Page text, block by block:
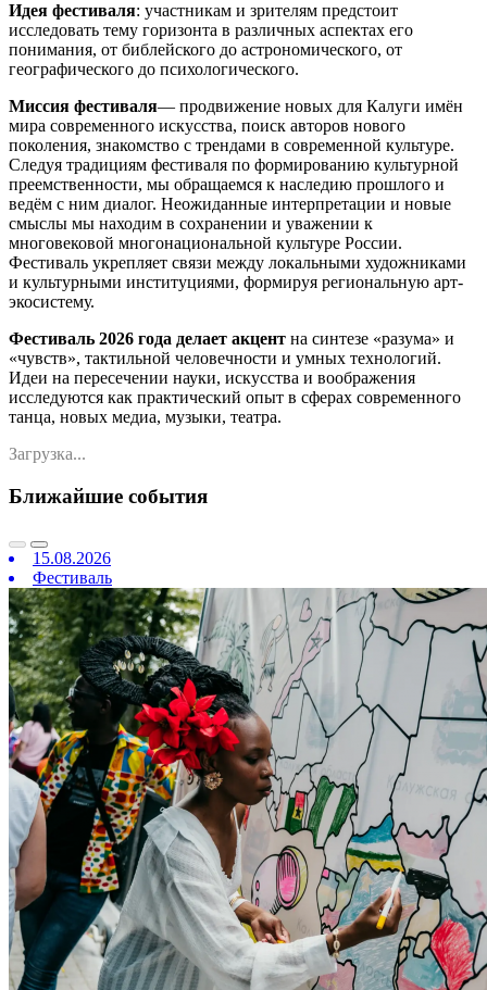
Идея фестиваля: участникам и зрителям предстоит
исследовать тему горизонта в различных аспектах его
понимания, от библейского до астрономического, от
географического до психологического.
Миссия фестиваля— продвижение новых для Калуги имён
мира современного искусства, поиск авторов нового
поколения, знакомство с трендами в современной культуре.
Следуя традициям фестиваля по формированию культурной
преемственности, мы обращаемся к наследию прошлого и
ведём с ним диалог. Неожиданные интерпретации и новые
смыслы мы находим в сохранении и уважении к
многовековой многонациональной культуре России.
Фестиваль укрепляет связи между локальными художниками
и культурными институциями, формируя региональную арт-
экосистему.
Фестиваль 2026 года делает акцент на синтезе «разума» и
«чувств», тактильной человечности и умных технологий.
Идеи на пересечении науки, искусства и воображения
исследуются как практический опыт в сферах современного
танца, новых медиа, музыки, театра.
Загрузка...
Ближайшие события
15.08.2026
Фестиваль